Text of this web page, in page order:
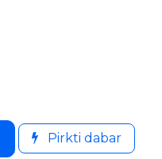
Pirkti dabar